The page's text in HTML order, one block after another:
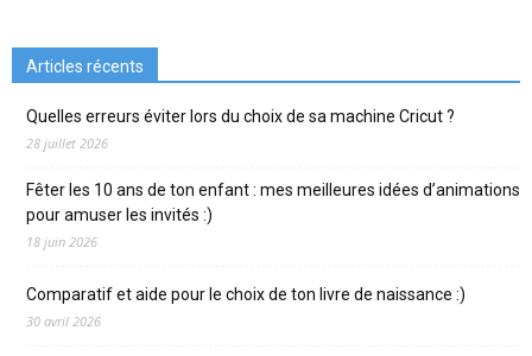
Articles récents
Quelles erreurs éviter lors du choix de sa machine Cricut ?
28 juillet 2026
Fêter les 10 ans de ton enfant : mes meilleures idées d’animations
pour amuser les invités :)
18 juin 2026
Comparatif et aide pour le choix de ton livre de naissance :)
30 avril 2026